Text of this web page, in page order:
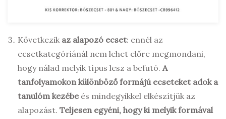
Következik az alapozó ecset: ennél az
ecsetkategóriánál nem lehet előre megmondani,
hogy nálad melyik típus lesz a befutó. A
tanfolyamokon különböző formájú ecseteket adok a
tanulóm kezébeés mindegyikkel elkészítjük az
alapozást. Teljesen egyéni, hogy ki melyik formával